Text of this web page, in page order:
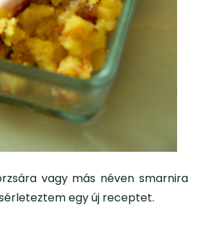
vagy más néven smarnira
egy új receptet.